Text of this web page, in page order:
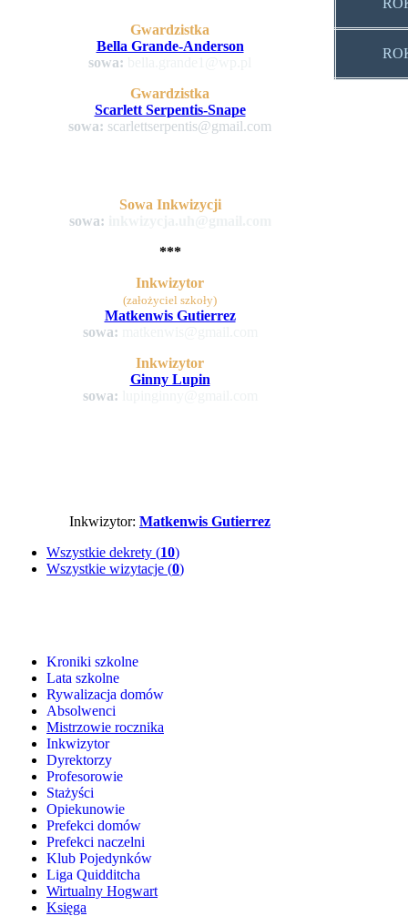
Gwardzistka
Bella Grande-Anderson
sowa:
Gwardzistka
Scarlett Serpentis-Snape
sowa: scarlettserpentis@gmail.com
Sowa Inkwizycji
sowa:
***
Inkwizytor
(założyciel szkoły)
Matkenwis Gutierrez
sowa:
Inkwizytor
Ginny Lupin
sowa:
Inkwizytor: Matkenwis Gutierrez
Wszystkie dekrety (10)
Wszystkie wizytacje (0)
Kroniki szkolne
Lata szkolne
Rywalizacja domów
Absolwenci
Mistrzowie rocznika
Inkwizytor
Dyrektorzy
Profesorowie
Stażyści
Opiekunowie
Prefekci domów
Prefekci naczelni
Klub Pojedynków
Liga Quidditcha
Wirtualny Hogwart
Księga